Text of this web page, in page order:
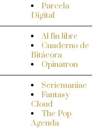
Parcela
Digital
Al fin libre
Cuaderno de
Bitácora
Opinatron
Seriemaniac
Fantasy
Cloud
The Pop
Agenda